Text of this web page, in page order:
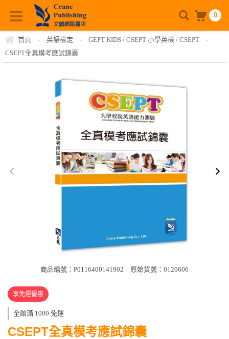
0
首頁 - 英語檢定 - GEPT KIDS / CSEPT 小學英檢 / CSEPT
-
CSEPT全真模考應試錦囊
商品編號：P0116400141902 原始貨號：0120606
享免運優惠
全館滿 1000 免運
CSEPT全真模考應試錦囊